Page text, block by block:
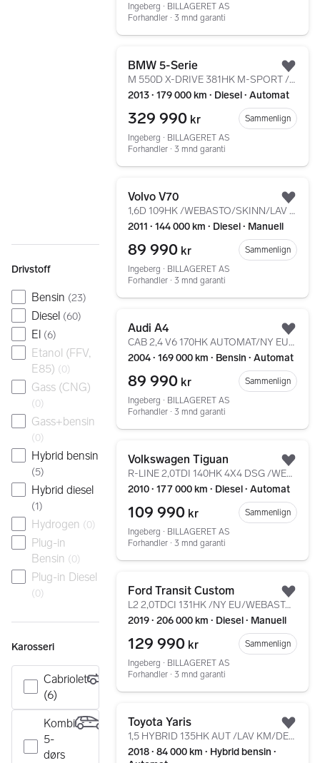
Drivstoff
Bensin (23)
Diesel (60)
El (6)
Etanol (FFV,
E85) (0)
Gass (CNG)
(0)
Gass+bensin
(0)
Hybrid bensin
(5)
Hybrid diesel
(1)
Hydrogen (0)
Plug-in
Bensin (0)
Plug-in Diesel
(0)
Karosseri
Cabriolet
(6)
Kombi
5-
dørs
Ingeberg ∙ BILLAGERET AS
Forhandler ∙ 3 mnd garanti
BMW 5-Serie
M 550D X-DRIVE 381HK M-SPORT /SOFTCLOSE/ACC/HUD/PANO/20
2013 ∙ 179 000 km ∙ Diesel ∙ Automat
329 990 kr
Sammenlign
Ingeberg ∙ BILLAGERET AS
Forhandler ∙ 3 mnd garanti
Volvo V70
1,6D 109HK /WEBASTO/SKINN/LAV KM/KROK/KLIMA/DAB+/PDC
2011 ∙ 144 000 km ∙ Diesel ∙ Manuell
89 990 kr
Sammenlign
Ingeberg ∙ BILLAGERET AS
Forhandler ∙ 3 mnd garanti
Audi A4
CAB 2,4 V6 170HK AUTOMAT/NY EU/NYSERVET/EL CAB/F1/SKINN
2004 ∙ 169 000 km ∙ Bensin ∙ Automat
89 990 kr
Sammenlign
Ingeberg ∙ BILLAGERET AS
Forhandler ∙ 3 mnd garanti
Volkswagen Tiguan
R-LINE 2,0TDI 140HK 4X4 DSG /WEBASTO/SKINN/CRUISE/KROK
2010 ∙ 177 000 km ∙ Diesel ∙ Automat
109 990 kr
Sammenlign
Ingeberg ∙ BILLAGERET AS
Forhandler ∙ 3 mnd garanti
Ford Transit Custom
L2 2,0TDCI 131HK /NY EU/WEBASTO/RYGGEKAMERA/KROK/DAB+
2019 ∙ 206 000 km ∙ Diesel ∙ Manuell
129 990 kr
Sammenlign
Ingeberg ∙ BILLAGERET AS
Forhandler ∙ 3 mnd garanti
Toyota Yaris
1,5 HYBRID 135HK AUT /LAV KM/DEFA/KAMERA/NAVI/DAB+
2018 ∙ 84 000 km ∙ Hybrid bensin ∙